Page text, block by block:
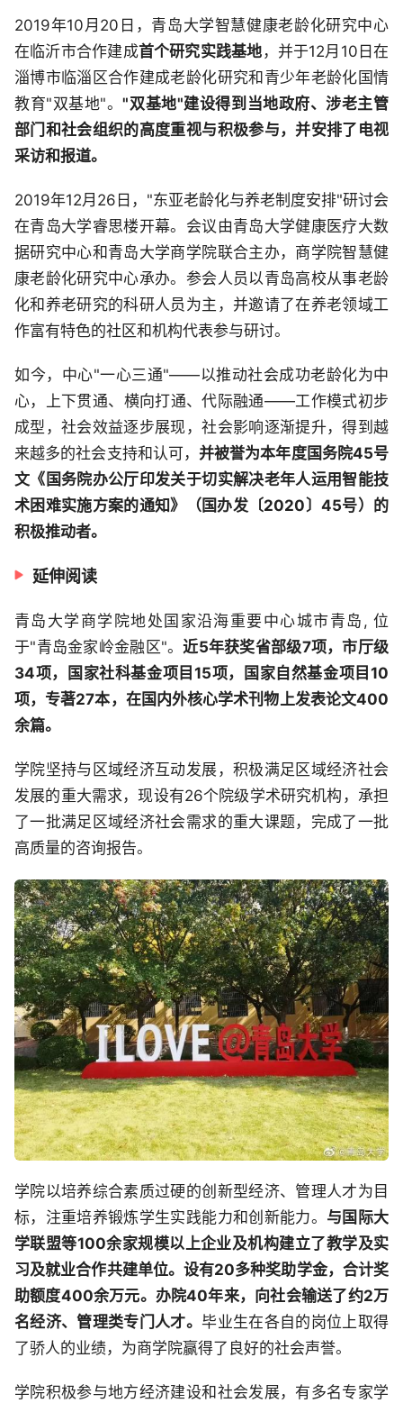
2019年10月20日，青岛大学智慧健康老龄化研究中心
在临沂市合作建成首个研究实践基地 ，并于12月10日在
淄博市临淄区合作建成老龄化研究和青少年老龄化国情
教育"双基地"。"双基地"建设得到当地政府、涉老主管
部门和社会组织的高度重视与积极参与，并安排了电视
采访和报道。
2019年12月26日，"东亚老龄化与养老制度安排"研讨会
在青岛大学睿思楼开幕。会议由青岛大学健康医疗大数
据研究中心和青岛大学商学院联合主办，商学院智慧健
康老龄化研究中心承办。参会人员以青岛高校从事老龄
化和养老研究的科研人员为主，并邀请了在养老领域工
作富有特色的社区和机构代表参与研讨。
如今，中心"一心三通"——以推动社会成功老龄化为中
心，上下贯通、横向打通、代际融通——工作模式初步
成型，社会效益逐步展现，社会影响逐渐提升，得到越
来越多的社会支持和认可，并被誉为本年度国务院45号
文《国务院办公厅印发关于切实解决老年人运用智能技
术困难实施方案的通知》（国办发〔2020〕45号）的
积极推动者。
延伸阅读
青岛大学商学院地处国家沿海重要中心城市青岛, 位
于"青岛金家岭金融区"。近5年获奖省部级7项，市厅级
34项，国家社科基金项目15项，国家自然基金项目10
项，专著27本，在国内外核心学术刊物上发表论文400
余篇。
学院坚持与区域经济互动发展，积极满足区域经济社会
发展的重大需求，现设有26个院级学术研究机构，承担
了一批满足区域经济社会需求的重大课题，完成了一批
高质量的咨询报告。
学院以培养综合素质过硬的创新型经济、管理人才为目
标，注重培养锻炼学生实践能力和创新能力。 与国际大
学联盟等100余家规模以上企业及机构建立了教学及实
习及就业合作共建单位。设有20多种奖助学金，合计奖
助额度400余万元。办院40年来，向社会输送了约2万
名经济、管理类专门人才。毕业生在各自的岗位上取得
了骄人的业绩，为商学院赢得了良好的社会声誉。
学院积极参与地方经济建设和社会发展，有多名专家学